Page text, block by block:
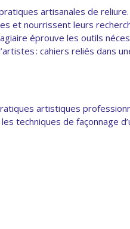
artisanales de
et nourrissent leurs
éprouve les outils
: cahiers reliés dans
artistiques
techniques de façonnage